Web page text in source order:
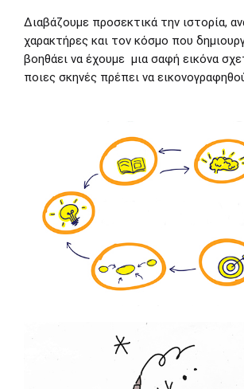
Διαβάζουμε προσεκτικά την ιστορία,
χαρακτήρες και τον κόσμο που
βοηθάει να έχουμε μια σαφή εικόνα
ποιες σκηνές πρέπει να